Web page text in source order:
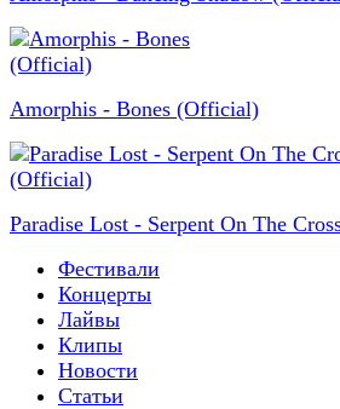
Amorphis - Bones (Official)
Paradise Lost - Serpent On The
Фестивали
Концерты
Лайвы
Клипы
Новости
Статьи